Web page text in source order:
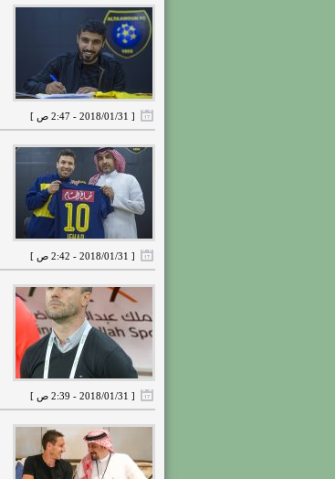
[ 2018/01/31 - 2:47 ص ]
[ 2018/01/31 - 2:42 ص ]
[ 2018/01/31 - 2:39 ص ]